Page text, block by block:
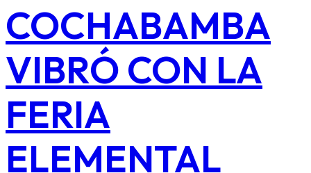
COCHABAMBA
VIBRÓ CON LA
FERIA
ELEMENTAL